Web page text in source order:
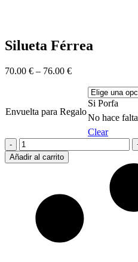
Silueta Férrea
70.00 € – 76.00 €
Envuelta para Regalo
Si Porfa
No hace falta
Clear
Silueta
Férrea
quantity
Añadir al carrito